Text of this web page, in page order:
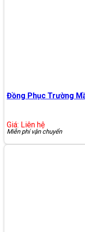
Đồng Phục Trường
Giá: Liên hệ
Miễn phí vận chuyển